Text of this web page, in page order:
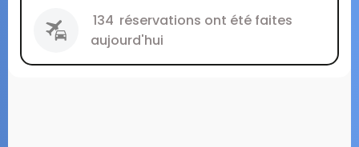
134 réservations ont été faites
aujourd'hui